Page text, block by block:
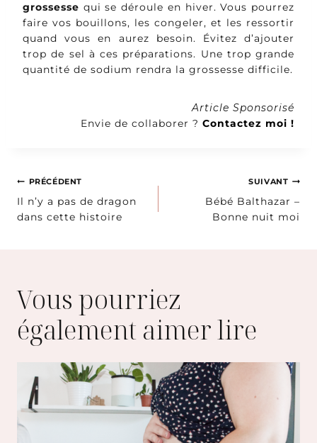
grossesse qui se déroule en hiver. Vous pourrez
faire vos bouillons, les congeler, et les ressortir
quand vous en aurez besoin. Évitez d’ajouter
trop de sel à ces préparations. Une trop grande
quantité de sodium rendra la grossesse difficile.
Article Sponsorisé
Envie de collaborer ? Contactez moi !
Navigation
de
PRÉCÉDENT
Il n’y a pas de dragon
dans cette histoire
SUIVANT
Bébé Balthazar –
Bonne nuit moi
Vous pourriez
également aimer lire